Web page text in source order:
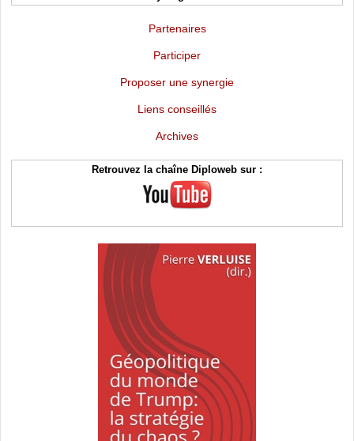
Partenaires
Participer
Proposer une synergie
Liens conseillés
Archives
Retrouvez la chaîne Diploweb sur :